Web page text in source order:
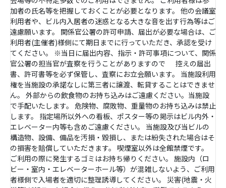
加者の氏名等を把握しておくことが必要となります。 他の会議室
利用者や、ビル内入居者の迷惑となる大きな音を出す行為等はご
遠慮願います。 関係官公署の許可申請、届出が必要な場合は、ご
利用者(主催者)様側にて期日までに行っていただき、承認を受け
てください。 ※当日に届出内容、指示・許可事項について、関係
官公署の担当官が査察を行うことがありますので 控えの届出
書、許可書等を必ず保管し、査察にお立会願います。 当施設利用
権を当施設の承諾なしに第三者に譲渡、転貸することはできませ
ん。 外部からの飲食物のお持ち込みはご遠慮ください。当施設
で手配いたします。 危険物、腐敗物、重量物のお持ち込みは禁止
します。 指定場所以外への看板、ポスター等の掲示はビル内外・
エレベーター内等も含めご遠慮ください。 当施設及び当ビルの
構造物、設備、備品を汚損・毀損し、または紛失された場合はそ
の損害を賠償していただきます。 喫煙室以外は全館禁煙です。
ご利用の際に発生するゴミはお持ち帰りください。 施設内（ロ
ビー・室内・エレベーターホール等）が混雑しないよう、ご利用
者様側で入場者を適切に整理誘導してください。 災害(地震・火